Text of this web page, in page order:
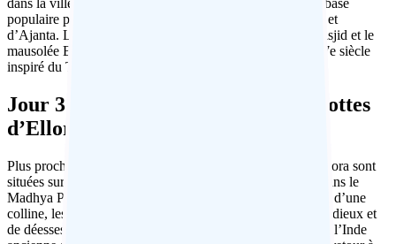
dans la ville en 1692. Cet après-midi, visitez la ville, une base
populaire pour visiter les extraordinaires temples d’Ellora et
d’Ajanta. Les sites d’intérêt incluent la mosquée Jama Masjid et le
mausolée Bibi-Ka-Maqbara, un monument de la fin du 17e siècle
inspiré du Taj Mahal.
Jour 3 : Aurangabad – Visite des grottes
d’Ellora
Plus proches d’Aurangabad que d’Ajanta, les grottes d’Ellora sont
situées sur une ancienne route commerciale entre Ujjain dans le
Madhya Pradesh et la côte ouest de l’Inde. Situées au pied d’une
colline, les grottes contiennent des sculptures élaborées de dieux et
de déesses et représentent trois des principales religions de l’Inde